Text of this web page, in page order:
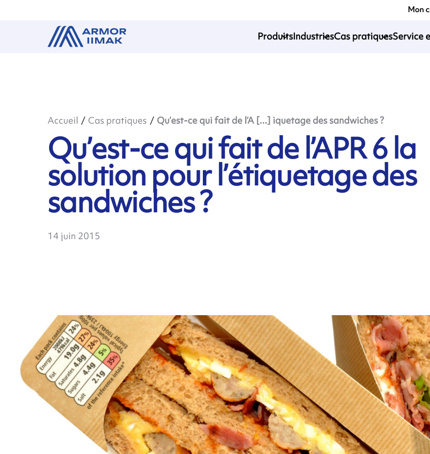
Mon
ProduitsIndustriesCas pratiquesService
Accueil Cas pratiques Qu’est-ce qui fait de l’A [...] iquetage des sandwiches ?
Qu’est-ce qui fait de l’APR 6 la
solution pour l’étiquetage des
sandwiches ?
14 juin 2015